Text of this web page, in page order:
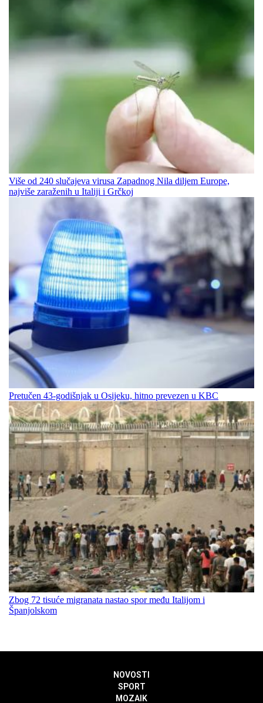
Više od 240 slučajeva virusa Zapadnog Nila diljem Europe,
najviše zaraženih u Italiji i Grčkoj
Pretučen 43-godišnjak u Osijeku, hitno prevezen u KBC
Zbog 72 tisuće migranata nastao spor među Italijom i
Španjolskom
NOVOSTI
SPORT
MOZAIK